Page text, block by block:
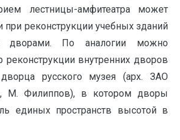
лестницы-амфитеатра может
при реконструкции учебных зданий
дворами. По аналогии можно
реконструкции внутренних дворов
русского музея (арх. ЗАО
М. Филиппов), в котором дворы
единых пространств высотой в